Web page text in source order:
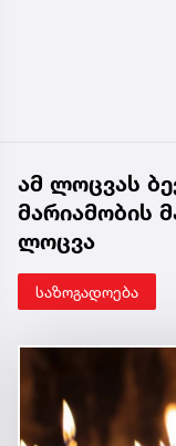
ამ ლოცვას
მარიამობის
ლოცვა
საზოგადოება